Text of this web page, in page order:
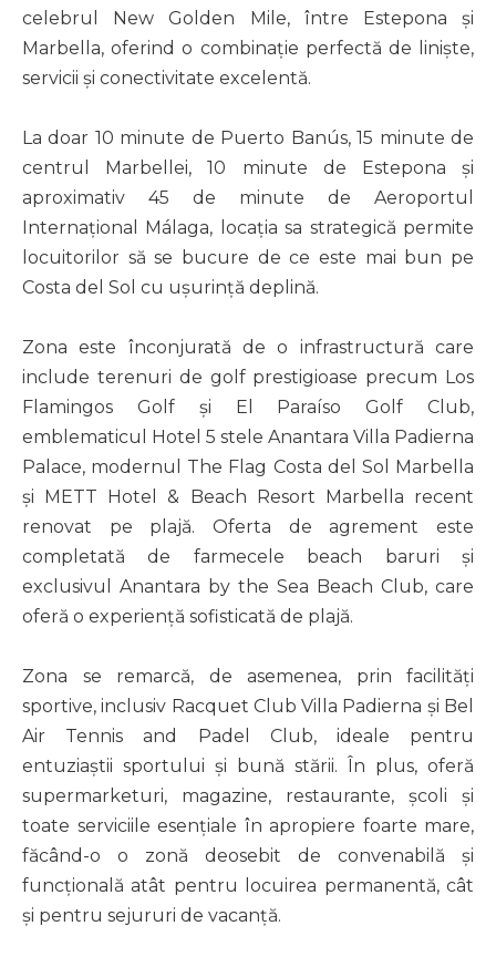
celebrul New Golden Mile, între Estepona și
Marbella, oferind o combinație perfectă de liniște,
servicii și conectivitate excelentă.
La doar 10 minute de Puerto Banús, 15 minute de
centrul Marbellei, 10 minute de Estepona și
aproximativ 45 de minute de Aeroportul
Internațional Málaga, locația sa strategică permite
locuitorilor să se bucure de ce este mai bun pe
Costa del Sol cu ușurință deplină.
Zona este înconjurată de o infrastructură care
include terenuri de golf prestigioase precum Los
Flamingos Golf și El Paraíso Golf Club,
emblematicul Hotel 5 stele Anantara Villa Padierna
Palace, modernul The Flag Costa del Sol Marbella
și METT Hotel & Beach Resort Marbella recent
renovat pe plajă. Oferta de agrement este
completată de farmecele beach baruri și
exclusivul Anantara by the Sea Beach Club, care
oferă o experiență sofisticată de plajă.
Zona se remarcă, de asemenea, prin facilități
sportive, inclusiv Racquet Club Villa Padierna și Bel
Air Tennis and Padel Club, ideale pentru
entuziaștii sportului și bună stării. În plus, oferă
supermarketuri, magazine, restaurante, școli și
toate serviciile esențiale în apropiere foarte mare,
făcând-o o zonă deosebit de convenabilă și
funcțională atât pentru locuirea permanentă, cât
și pentru sejururi de vacanță.